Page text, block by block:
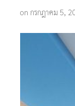
on กรกฎาคม 5,